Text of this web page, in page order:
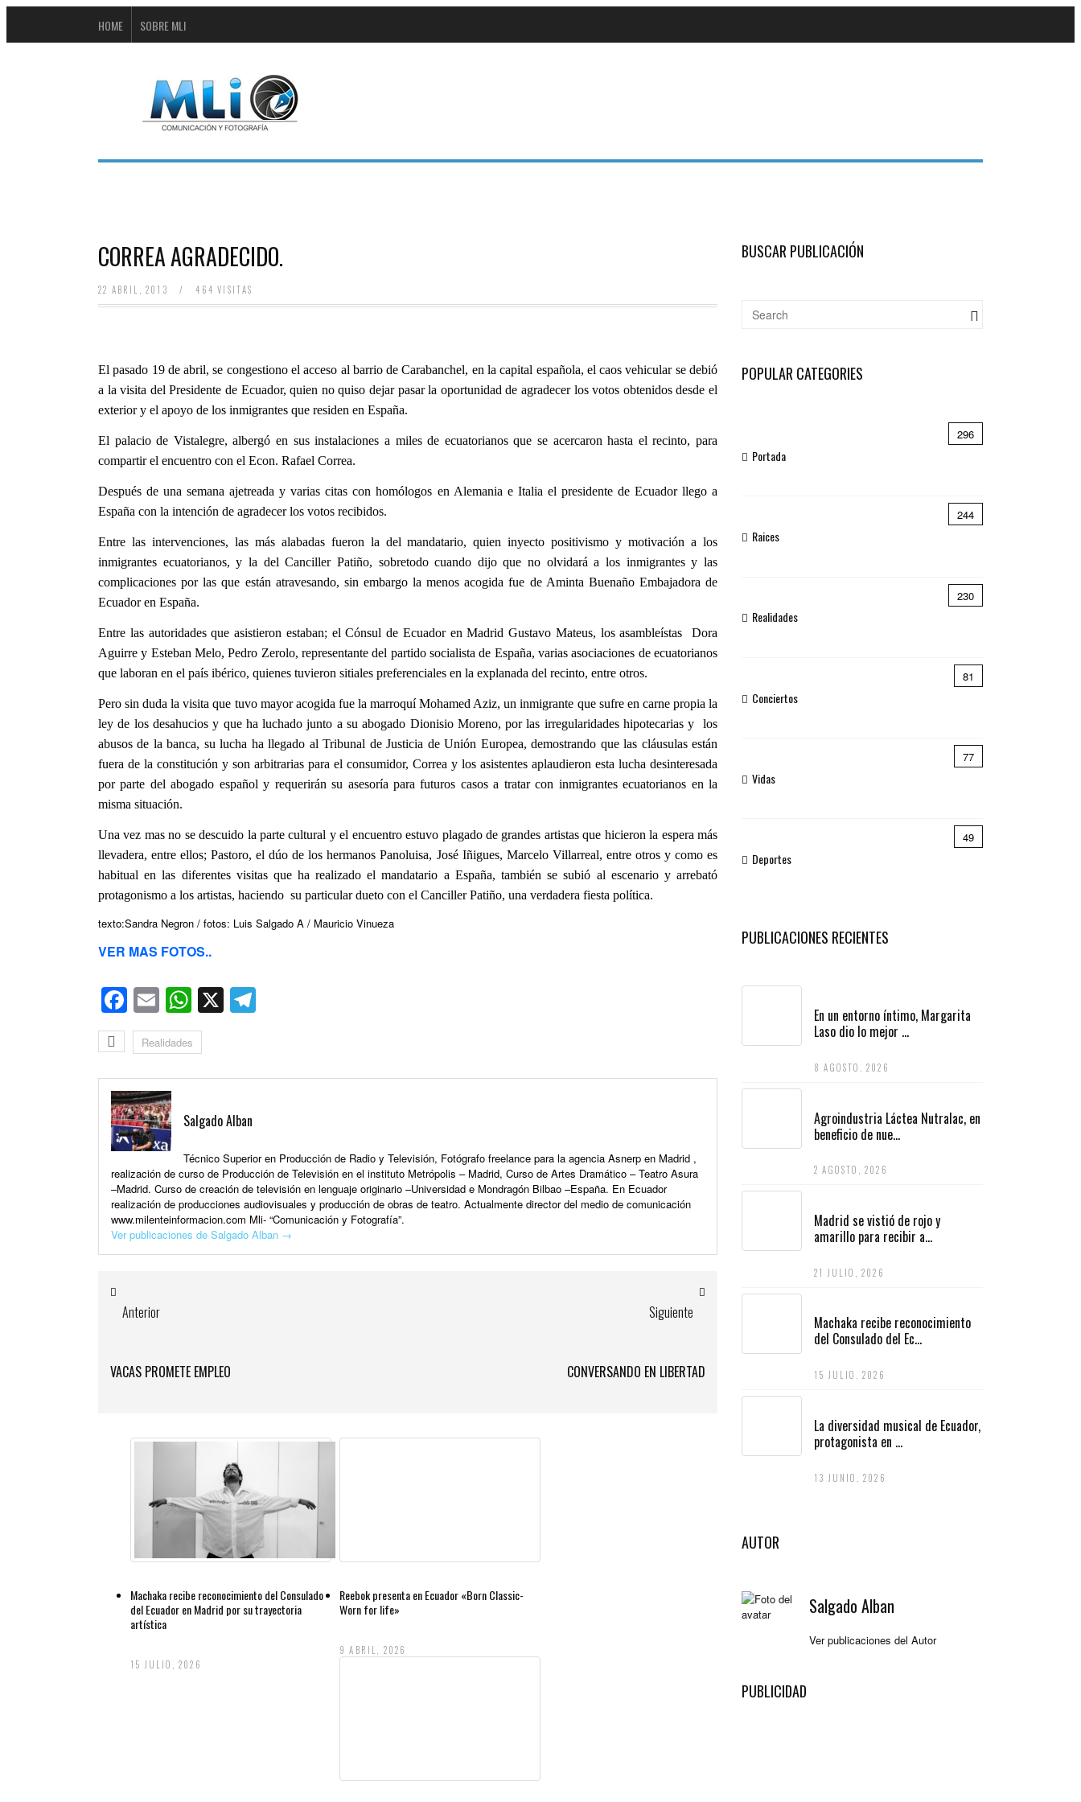
HOME SOBRE MLI
CORREA AGRADECIDO.
22 ABRIL, 2013 / 464 VISITAS
El pasado 19 de abril, se congestiono el acceso al barrio de Carabanchel, en la capital española, el caos vehicular se debió
a la visita del Presidente de Ecuador, quien no quiso dejar pasar la oportunidad de agradecer los votos obtenidos desde el
exterior y el apoyo de los inmigrantes que residen en España.
El palacio de Vistalegre,albergó en sus instalaciones a miles de ecuatorianos que se acercaron hasta el recinto, para
compartir el encuentro con el Econ. Rafael Correa.
Después de una semana ajetreada y varias citas con homólogos en Alemania e Italia el presidente de Ecuador llego a
España con la intención de agradecer los votos recibidos.
Entre las intervenciones, las más alabadas fueron la del mandatario, quien inyecto positivismo y motivación a los
inmigrantes ecuatorianos, y la del Canciller Patiño, sobretodo cuando dijo que no olvidará a los inmigrantes y las
complicaciones por las que están atravesando, sin embargo la menos acogida fue de Aminta Buenaño Embajadora de
Ecuador en España.
Entre las autoridades que asistieron estaban; el Cónsul de Ecuador en Madrid Gustavo Mateus, los asambleístas Dora
Aguirre y Esteban Melo, Pedro Zerolo, representante del partido socialista de España, varias asociaciones de ecuatorianos
que laboran en el país ibérico, quienes tuvieron sitiales preferenciales en la explanada del recinto, entre otros.
Pero sin duda la visita que tuvo mayor acogida fue la marroquí Mohamed Aziz, un inmigrante que sufre en carne propia la
ley de los desahucios y que ha luchado junto a su abogado Dionisio Moreno, por las irregularidades hipotecarias y los
abusos de la banca, su lucha ha llegado al Tribunal de Justicia de Unión Europea, demostrando que las cláusulas están
fuera de la constitución y son arbitrarias para el consumidor, Correa y los asistentes aplaudieron esta lucha desinteresada
por parte del abogado español y requerirán su asesoría para futuros casos a tratar con inmigrantes ecuatorianos en la
misma situación.
Una vez mas no se descuido la parte cultural y el encuentro estuvo plagado de grandes artistas que hicieron la espera más
llevadera, entre ellos; Pastoro, el dúo de los hermanos Panoluisa, José Iñigues, Marcelo Villarreal, entre otros y como es
habitual en las diferentes visitas que ha realizado el mandatario a España, también se subió al escenario y arrebató
protagonismo a los artistas, haciendo su particular dueto con el Canciller Patiño, una verdadera fiesta política.
texto:Sandra Negron / fotos: Luis Salgado A / Mauricio Vinueza
VER MAS FOTOS..
Facebook
EmailWhatsApp
X
Realidades
Salgado Alban
Técnico Superior en Producción de Radio y Televisión, Fotógrafo freelance para la agencia Asnerp en Madrid ,
realización de curso de Producción de Televisión en el instituto Metrópolis – Madrid, Curso de Artes Dramático – Teatro Asura
–Madrid. Curso de creación de televisión en lenguaje originario –Universidad e Mondragón Bilbao –España. En Ecuador
realización de producciones audiovisuales y producción de obras de teatro. Actualmente director del medio de comunicación
www.milenteinformacion.com Mli- “Comunicación y Fotografía”.
Ver publicaciones de Salgado Alban →
Anterior
VACAS PROMETE EMPLEO
Siguiente
CONVERSANDO EN LIBERTAD
Machaka recibe reconocimiento del Consulado
del Ecuador en Madrid por su trayectoria
artística
15 JULIO, 2026
Reebok presenta en Ecuador «Born Classic-
Worn for life»
9 ABRIL, 2026
BUSCAR PUBLICACIÓN
POPULAR CATEGORIES
Portada
296
Raices
244
Realidades
230
Conciertos
81
Vidas
77
Deportes
49
PUBLICACIONES RECIENTES
En un entorno íntimo, Margarita
Laso dio lo mejor ...
8 AGOSTO, 2026
Agroindustria Láctea Nutralac, en
beneficio de nue...
2 AGOSTO, 2026
Madrid se vistió de rojo y
amarillo para recibir a...
21 JULIO, 2026
Machaka recibe reconocimiento
del Consulado del Ec...
15 JULIO, 2026
La diversidad musical de Ecuador,
protagonista en ...
13 JUNIO, 2026
AUTOR
Salgado Alban
Ver publicaciones del Autor
PUBLICIDAD